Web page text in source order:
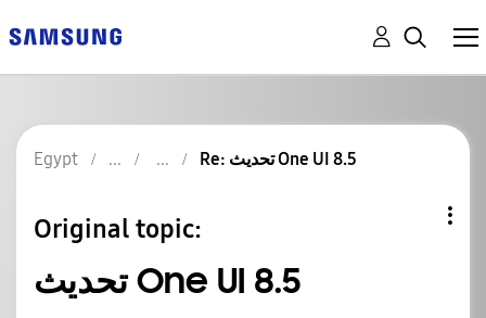
Egypt Re: تحديث One UI 8.5
Original topic:
تحديث One UI 8.5